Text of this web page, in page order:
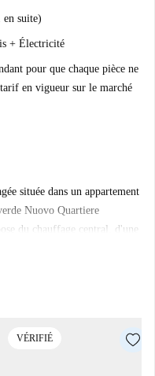
en suite)
+ Électricité
pour que chaque pièce ne
en vigueur sur le marché
située dans un appartement
Nuovo Quartiere
du chauffage central, d'une
Meublé pour votre confort, il
que le Wi-Fi ne soit pas
offre un cadre de
VÉRIFIÉ